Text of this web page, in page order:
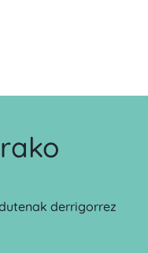
derrigorrez